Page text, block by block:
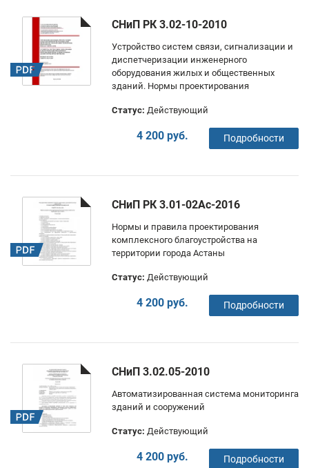
СНиП РК 3.02-10-2010
Устройство систем связи, сигнализации и
диспетчеризации инженерного
оборудования жилых и общественных
зданий. Нормы проектирования
Статус: Действующий
4 200 руб. Подробности
СНиП РК 3.01-02Ас-2016
Нормы и правила проектирования
комплексного благоустройства на
территории города Астаны
Статус: Действующий
4 200 руб. Подробности
СНиП 3.02.05-2010
Автоматизированная система мониторинга
зданий и сооружений
Статус: Действующий
4 200 руб. Подробности